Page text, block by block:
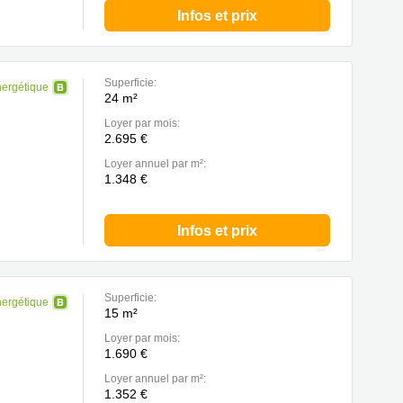
Infos et prix
Superficie:
24 m²
Loyer par mois:
2.695 €
Loyer annuel par m²:
1.348 €
Infos et prix
Superficie:
15 m²
Loyer par mois:
1.690 €
Loyer annuel par m²:
1.352 €